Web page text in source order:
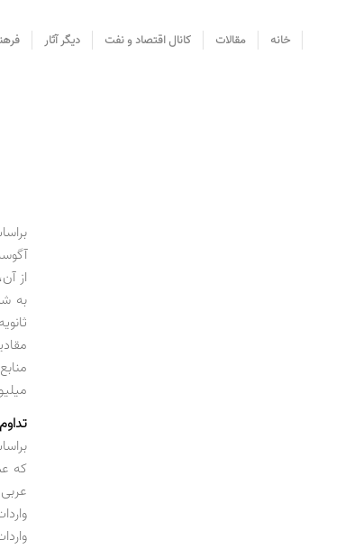
خانه مقالات کانال اقتصاد و نفت دیگر آثار
به
که